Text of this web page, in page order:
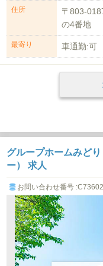
住所
〒803-
の4番地
最寄り 車通勤:可
グループホームみど
ー） 求人
お問い合わせ番号 :C73602